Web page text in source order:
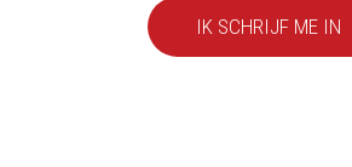
IK SCHRIJF ME IN